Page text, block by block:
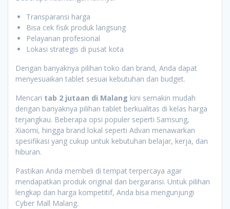
Transparansi harga
Bisa cek fisik produk langsung
Pelayanan profesional
Lokasi strategis di pusat kota
Dengan banyaknya pilihan toko dan brand, Anda dapat
menyesuaikan tablet sesuai kebutuhan dan budget.
Mencari tab 2 jutaan di Malang kini semakin mudah
dengan banyaknya pilihan tablet berkualitas di kelas harga
terjangkau. Beberapa opsi populer seperti Samsung,
Xiaomi, hingga brand lokal seperti Advan menawarkan
spesifikasi yang cukup untuk kebutuhan belajar, kerja, dan
hiburan.
Pastikan Anda membeli di tempat terpercaya agar
mendapatkan produk original dan bergaransi. Untuk pilihan
lengkap dan harga kompetitif, Anda bisa mengunjungi
Cyber Mall Malang.